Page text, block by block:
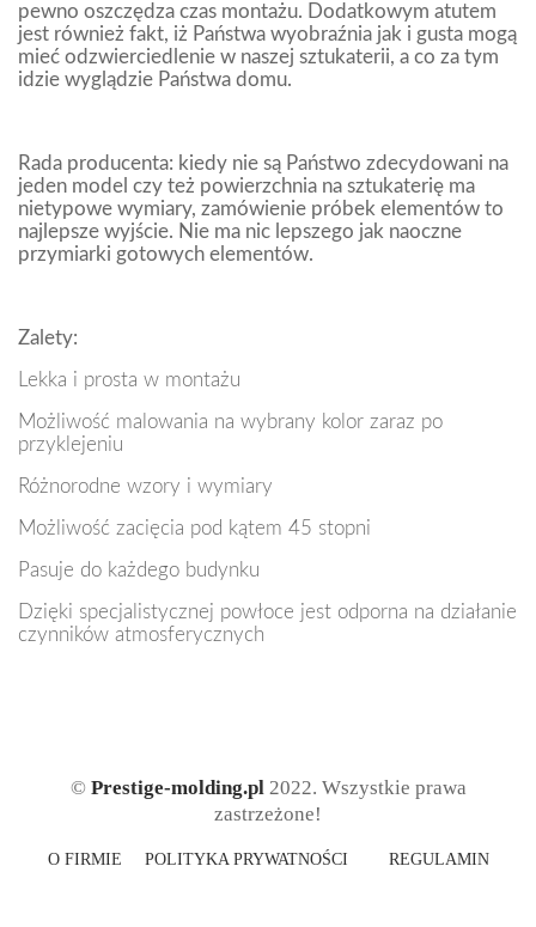
pewno oszczędza czas montażu. Dodatkowym atutem
jest również fakt, iż Państwa wyobraźnia jak i gusta mogą
mieć odzwierciedlenie w naszej sztukaterii, a co za tym
idzie wyglądzie Państwa domu.
Rada producenta: kiedy nie są Państwo zdecydowani na
jeden model czy też powierzchnia na sztukaterię ma
nietypowe wymiary, zamówienie próbek elementów to
najlepsze wyjście. Nie ma nic lepszego jak naoczne
przymiarki gotowych elementów.
Zalety:
Lekka i prosta w montażu
Możliwość malowania na wybrany kolor zaraz po
przyklejeniu
Różnorodne wzory i wymiary
Możliwość zacięcia pod kątem 45 stopni
Pasuje do każdego budynku
Dzięki specjalistycznej powłoce jest odporna na działanie
czynników atmosferycznych
© Prestige-molding.pl 2022. Wszystkie prawa
zastrzeżone!
O FIRMIE POLITYKA PRYWATNOŚCI REGULAMIN